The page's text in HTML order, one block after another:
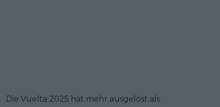
Die Vuelta 2025 hat mehr ausgelöst als